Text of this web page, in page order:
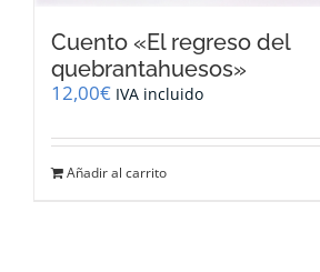
Cuento «El regreso del
quebrantahuesos»
12,00€ IVA incluido
Añadir al carrito